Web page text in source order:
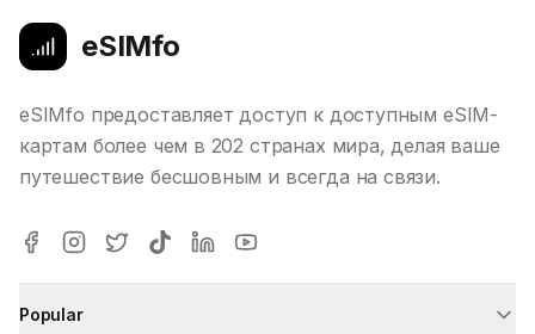
eSIMfo
eSIMfo предоставляет доступ к доступным eSIM-
картам более чем в 202 странах мира, делая ваше
путешествие бесшовным и всегда на связи.
Popular